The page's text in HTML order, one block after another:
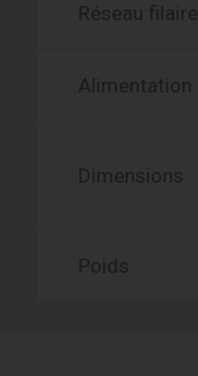
Réseau filaire
Alimentation
Dimensions
Poids